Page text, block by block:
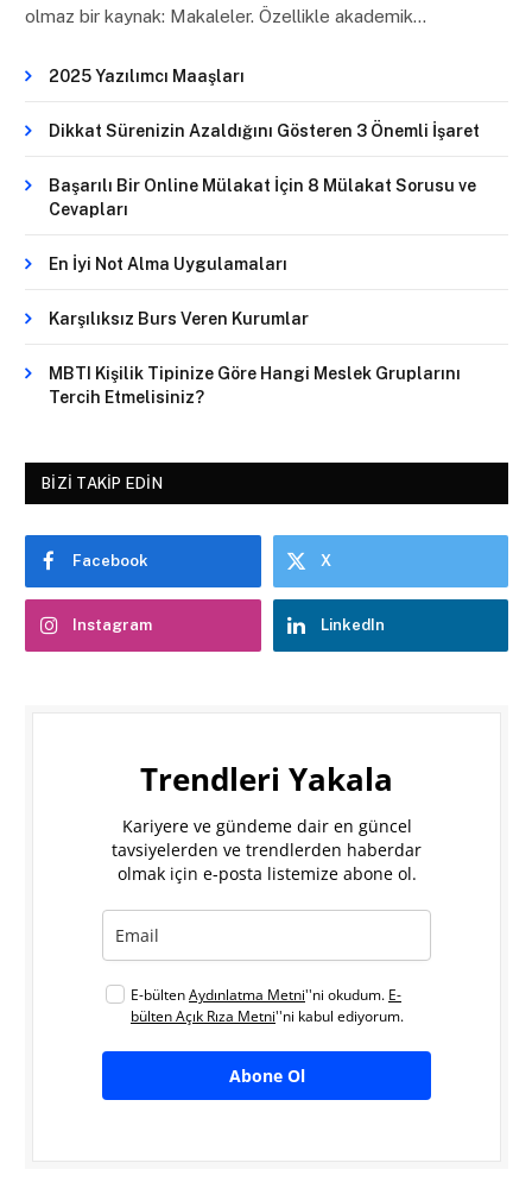
olmaz bir kaynak: Makaleler. Özellikle akademik…
2025 Yazılımcı Maaşları
Dikkat Sürenizin Azaldığını Gösteren 3 Önemli İşaret
Başarılı Bir Online Mülakat İçin 8 Mülakat Sorusu ve
Cevapları
En İyi Not Alma Uygulamaları
Karşılıksız Burs Veren Kurumlar
MBTI Kişilik Tipinize Göre Hangi Meslek Gruplarını
Tercih Etmelisiniz?
BIZI TAKIP EDIN
Facebook X
Instagram LinkedIn
Trendleri Yakala
Kariyere ve gündeme dair en güncel
tavsiyelerden ve trendlerden haberdar
olmak için e-posta listemize abone ol.
E-bültenAydınlatma Metni''ni okudum. E-
bülten Açık Rıza Metni''ni kabul ediyorum.
Abone Ol